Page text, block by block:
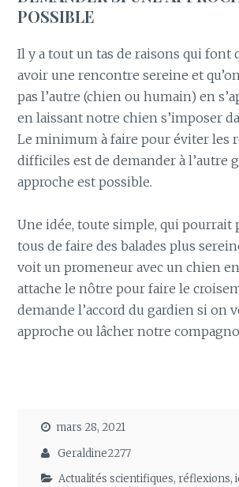
POSSIBLE
Il y a tout un tas de raisons qui font
avoir une rencontre sereine et
pas l’autre (chien ou humain) en
en laissant notre chien s’imposer
Le minimum à faire pour éviter les
difficiles est de demander à l’autre
approche est possible.
Une idée, toute simple, qui pourrait
tous de faire des balades plus
voit un promeneur avec un chien
attache le nôtre pour faire le
demande l’accord du gardien si on
approche ou lâcher notre
mars 28, 2021
Geraldine2277
Actualités scientifiques, réflexions,